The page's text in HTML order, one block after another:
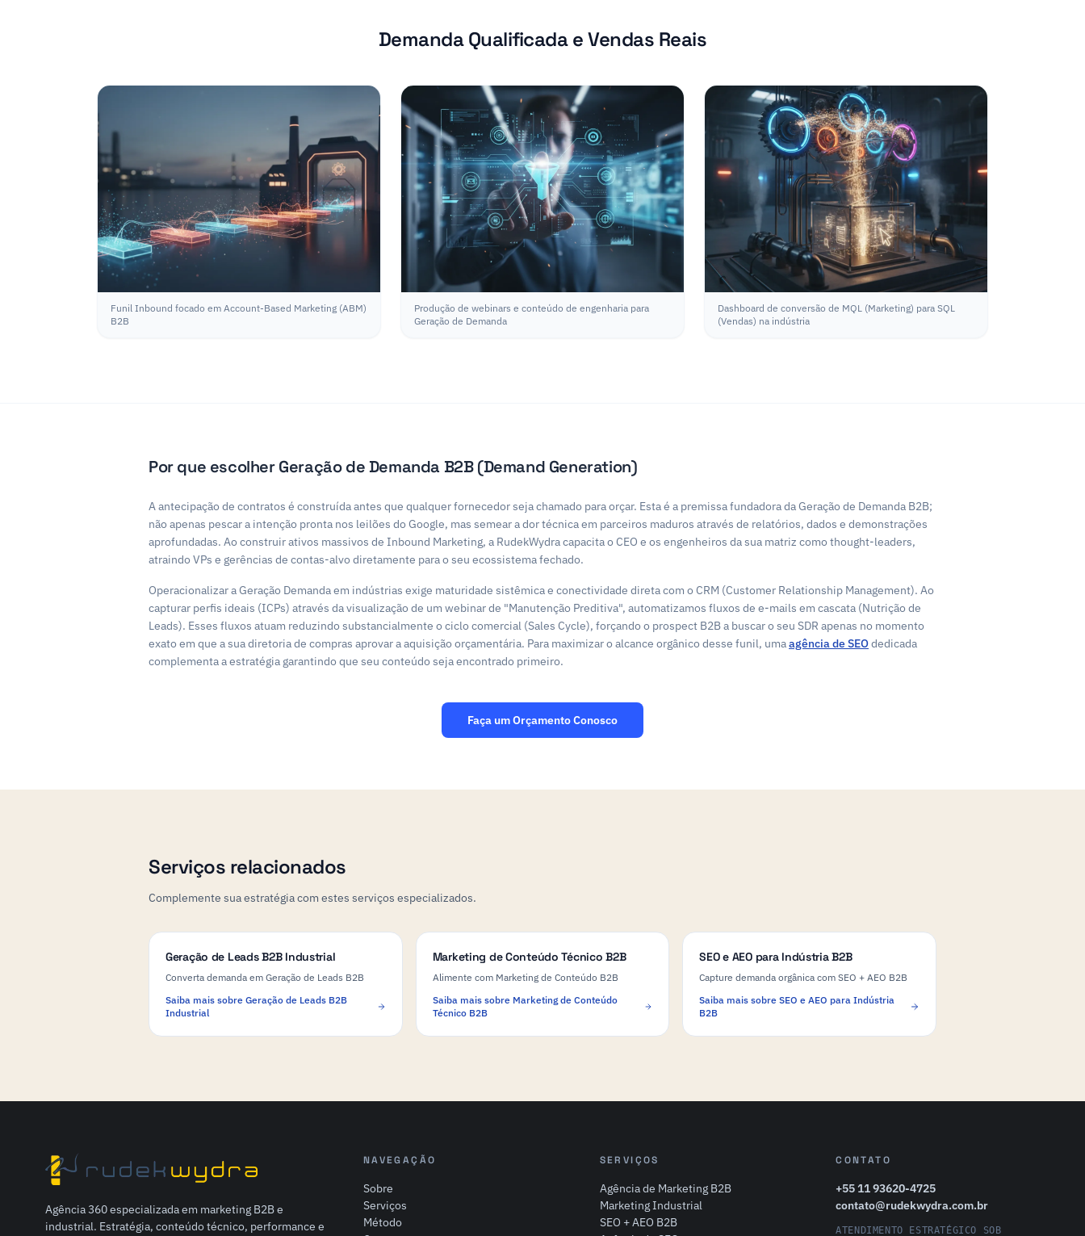
Demanda Qualificada e Vendas Reais
Funil Inbound focado em Account-Based Marketing (ABM)
B2B
Produção de webinars e conteúdo de engenharia para
Geração de Demanda
Dashboard de conversão de MQL (Marketing) para SQL
(Vendas) na indústria
Por que escolher Geração de Demanda B2B (Demand Generation)
A antecipação de contratos é construída antes que qualquer fornecedor seja chamado para orçar. Esta é a premissa fundadora da Geração de Demanda B2B;
não apenas pescar a intenção pronta nos leilões do Google, mas semear a dor técnica em parceiros maduros através de relatórios, dados e demonstrações
aprofundadas. Ao construir ativos massivos de Inbound Marketing, a RudekWydra capacita o CEO e os engenheiros da sua matriz como thought-leaders,
atraindo VPs e gerências de contas-alvo diretamente para o seu ecossistema fechado.
Operacionalizar a Geração Demanda em indústrias exige maturidade sistêmica e conectividade direta com o CRM (Customer Relationship Management). Ao
capturar perfis ideais (ICPs) através da visualização de um webinar de "Manutenção Preditiva", automatizamos fluxos de e-mails em cascata (Nutrição de
Leads). Esses fluxos atuam reduzindo substancialmente o ciclo comercial (Sales Cycle), forçando o prospect B2B a buscar o seu SDR apenas no momento
exato em que a sua diretoria de compras aprovar a aquisição orçamentária. Para maximizar o alcance orgânico desse funil, umaagência de SEOdedicada
complementa a estratégia garantindo que seu conteúdo seja encontrado primeiro.
Faça um Orçamento Conosco
Serviços relacionados
Complemente sua estratégia com estes serviços especializados.
Geração de Leads B2B Industrial
Converta demanda em Geração de Leads B2B
Saiba mais sobre Geração de Leads B2B
Industrial
Marketing de Conteúdo Técnico B2B
Alimente com Marketing de Conteúdo B2B
Saiba mais sobre Marketing de Conteúdo
Técnico B2B
SEO e AEO para Indústria B2B
Capture demanda orgânica com SEO + AEO B2B
Saiba mais sobre SEO e AEO para Indústria
B2B
Agência 360 especializada em marketing B2B e
industrial. Estratégia, conteúdo técnico, performance e
NAVEGAÇÃO
Sobre
Serviços
Método
SERVIÇOS
Agência de Marketing B2B
Marketing Industrial
SEO + AEO B2B
CONTATO
+55 11 93620-4725
contato@rudekwydra.com.br
ATENDIMENTO ESTRATÉGICO SOB